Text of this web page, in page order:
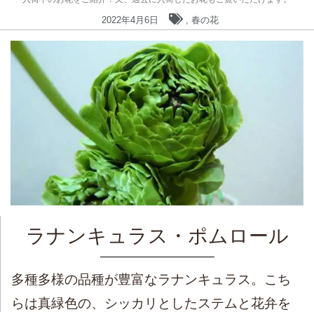
2022年4月6日 , 春の花
ラナンキュラス・ポムロール
多種多様の品種が豊富なラナンキュラス。こち
らは真緑色の、シッカリとしたステムと花弁を